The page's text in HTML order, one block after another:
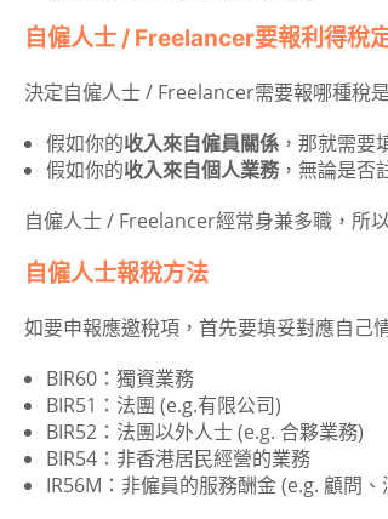
自僱人士 / Freelancer要報利得稅
決定自僱人士 / Freelancer需要報哪種稅
假如你的收入來自僱員關係 ，那就需要
假如你的收入來自個人業務 ，無論是否
自僱人士 / Freelancer經常身兼多職，所
自僱人士報稅方法
如要申報應邀稅項，首先要填妥對應自己
BIR60：獨資業務
BIR51：法團 (e.g.有限公司)
BIR52：法團以外人士 (e.g. 合夥業務)
BIR54：非香港居民經營的業務
IR56M：非僱員的服務酬金 (e.g. 顧問